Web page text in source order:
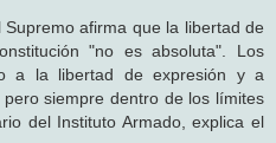
afirma que la libertad de
"no es absoluta". Los
a la libertad de expresión y a
siempre dentro de los límites
del Instituto Armado, explica el